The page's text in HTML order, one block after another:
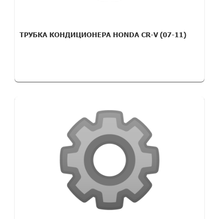
ТРУБКА КОНДИЦИОНЕРА HONDA CR-V (07-11)